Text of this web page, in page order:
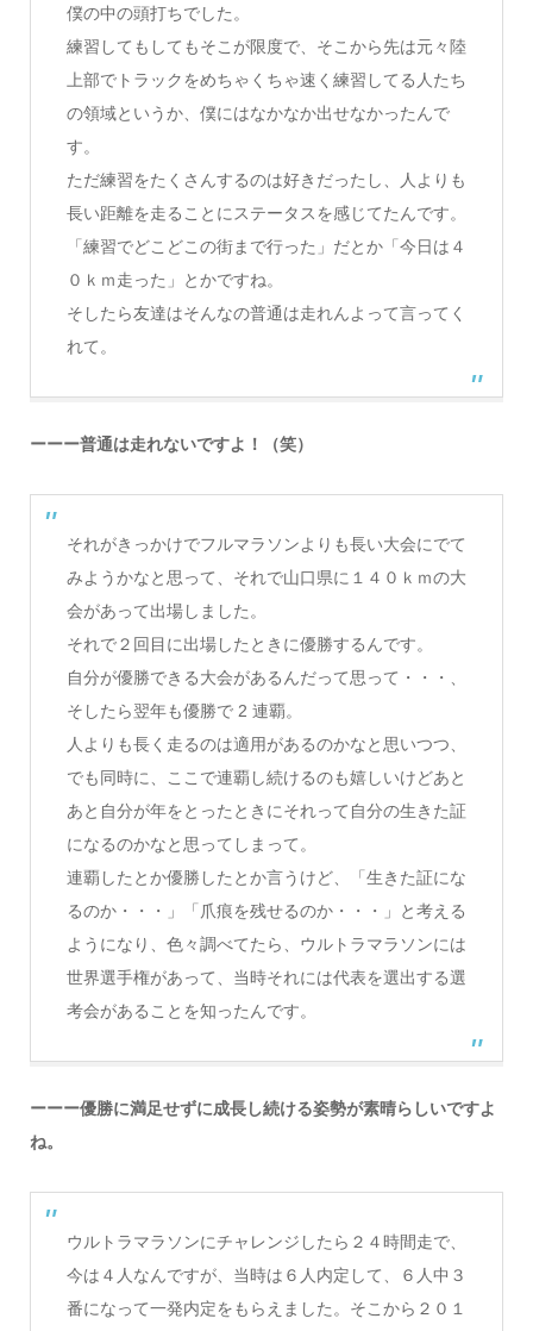
僕の中の頭打ちでした。
練習してもしてもそこが限度で、そこから先は元々陸
上部でトラックをめちゃくちゃ速く練習してる人たち
の領域というか、僕にはなかなか出せなかったんで
す。
ただ練習をたくさんするのは好きだったし、人よりも
長い距離を走ることにステータスを感じてたんです。
「練習でどこどこの街まで行った」だとか「今日は４
０ｋｍ走った」とかですね。
そしたら友達はそんなの普通は走れんよって言ってく
れて。
ーーー普通は走れないですよ！（笑）
それがきっかけでフルマラソンよりも長い大会にでて
みようかなと思って、それで山口県に１４０ｋｍの大
会があって出場しました。
それで２回目に出場したときに優勝するんです。
自分が優勝できる大会があるんだって思って・・・、
そしたら翌年も優勝で 2 連覇。
人よりも長く走るのは適用があるのかなと思いつつ、
でも同時に、ここで連覇し続けるのも嬉しいけどあと
あと自分が年をとったときにそれって自分の生きた証
になるのかなと思ってしまって。
連覇したとか優勝したとか言うけど、「生きた証にな
るのか・・・」「爪痕を残せるのか・・・」と考える
ようになり、色々調べてたら、ウルトラマラソンには
世界選手権があって、当時それには代表を選出する選
考会があることを知ったんです。
ーーー優勝に満足せずに成長し続ける姿勢が素晴らしいですよ
ね。
ウルトラマラソンにチャレンジしたら２４時間走で、
今は４人なんですが、当時は６人内定して、６人中３
番になって一発内定をもらえました。そこから２０１